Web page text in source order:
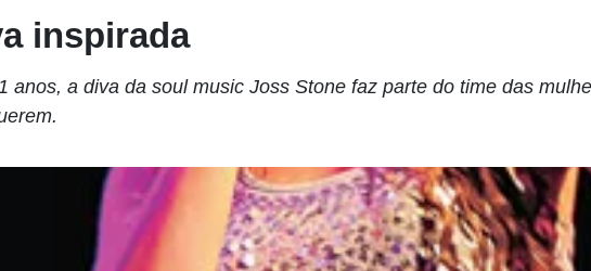
inspirada
anos, a diva da soul music Joss Stone faz parte do time das